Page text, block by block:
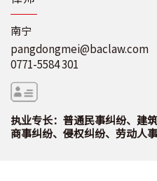
南宁
pangdongmei@baclaw.com
0771-5584 301
执业专长：普通民事纠纷、建
商事纠纷、侵权纠纷、劳动人